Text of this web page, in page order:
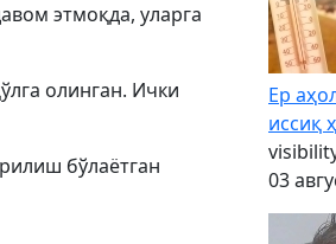
этмоқда, уларга
олинган. Ички
бўлаётган
Ер
иссиқ
03